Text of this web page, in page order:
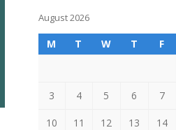
August 2026
M T W T F
3 4 5 6 7
10 11 12 13 14